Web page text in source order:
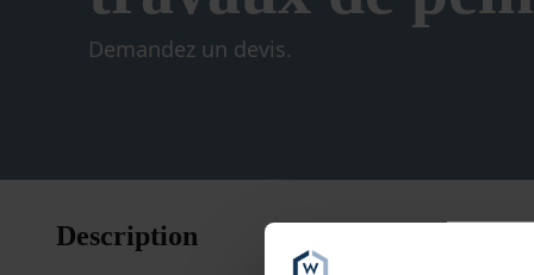
Demandez un devis.
Description
laque